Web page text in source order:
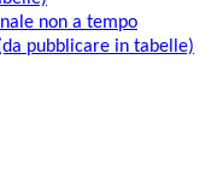
non a tempo
pubblicare in tabelle)